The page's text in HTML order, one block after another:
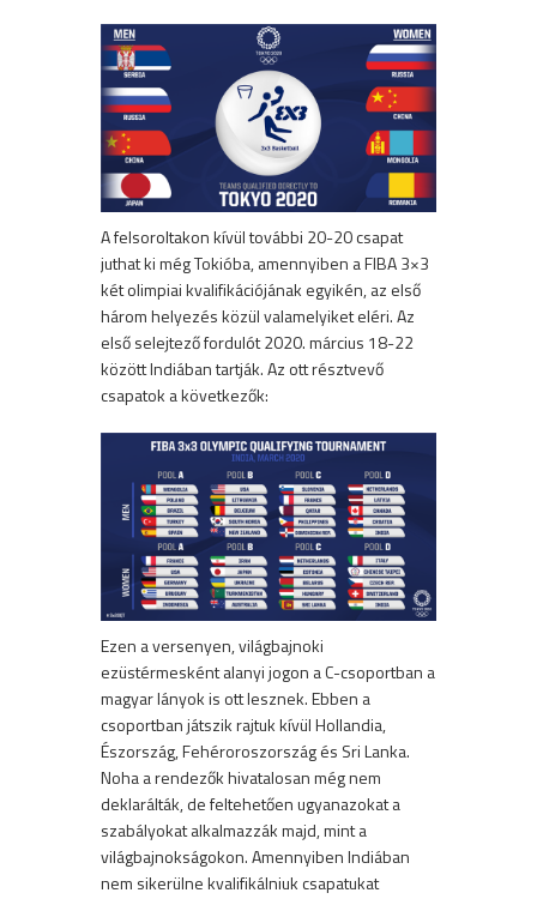
A felsoroltakon kívül további 20-20 csapat
juthat ki még Tokióba, amennyiben a FIBA 3×3
két olimpiai kvalifikációjának egyikén, az első
három helyezés közül valamelyiket eléri. Az
első selejtező fordulót 2020. március 18-22
között Indiában tartják. Az ott résztvevő
csapatok a következők:
Ezen a versenyen, világbajnoki
ezüstérmesként alanyi jogon a C-csoportban a
magyar lányok is ott lesznek. Ebben a
csoportban játszik rajtuk kívül Hollandia,
Észország, Fehéroroszország és Sri Lanka.
Noha a rendezők hivatalosan még nem
deklarálták, de feltehetően ugyanazokat a
szabályokat alkalmazzák majd, mint a
világbajnokságokon. Amennyiben Indiában
nem sikerülne kvalifikálniuk csapatukat